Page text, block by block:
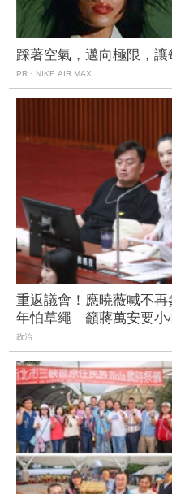
踩著空氣，邁向極限，
PR・NIKE AIR MAX
重返議會！應曉薇喊不
年怕草繩 籲蔣萬安要小
政治